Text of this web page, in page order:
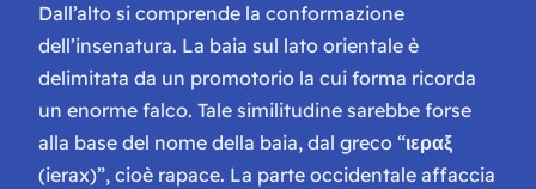
Dall’alto si comprende la conformazione
dell’insenatura. La baia sul lato orientale è
delimitata da un promotorio la cui forma ricorda
un enorme falco. Tale similitudine sarebbe forse
alla base del nome della baia, dal greco “ιεραξ
(ierax)”, cioè rapace. La parte occidentale affaccia